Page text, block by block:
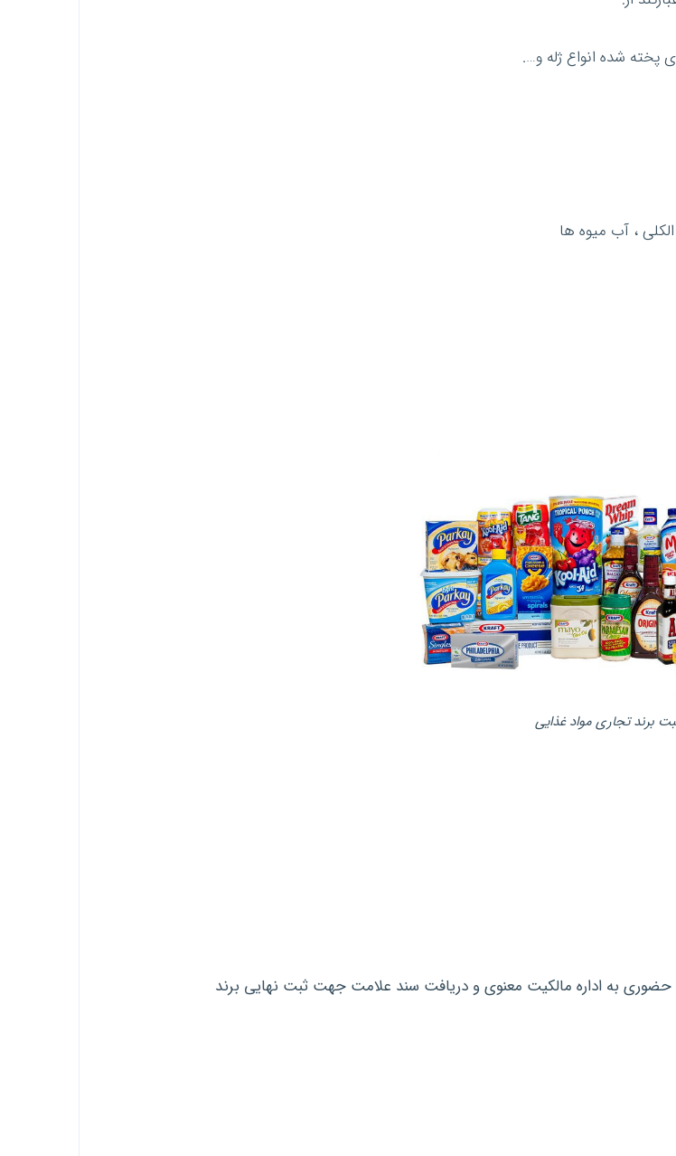
برند تجاری مواد غذایی
حضوری به اداره مالکیت معنوی و دریافت سند علامت جهت ثبت نهایی برند